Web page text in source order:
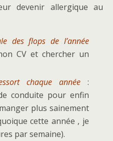
devenir allergique au
des flops de l’année
CV et chercher un
chaque année:
conduite pour enfin
plus sainement
cette année , je
par semaine).